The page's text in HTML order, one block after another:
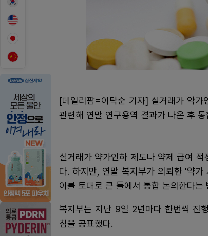
[데일리팜=이탁순 기자] 실거래가 약
관련해 연말 연구용역 결과가 나온 후
실거래가 약가인하 제도나 약제 급여
다. 하지만, 연말 복지부가 의뢰한 '약
이를 토대로 큰 틀에서 통합 논의한다는
복지부는 지난 9일 2년마다 한번씩 진
침을 공표했다.